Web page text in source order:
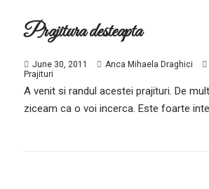
Prajitura desteapta
June 30, 2011 Anca Mihaela Draghici
Prajituri
A venit si randul acestei prajituri. De
ziceam ca o voi incerca. Este foarte